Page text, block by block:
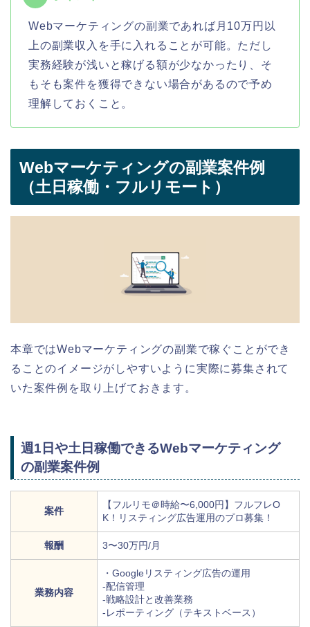
Webマーケティングの副業であれば月10万円以
上の副業収入を手に入れることが可能。ただし
実務経験が浅いと稼げる額が少なかったり、そ
もそも案件を獲得できない場合があるので予め
理解しておくこと。
Webマーケティングの副業案件例
（土日稼働・フルリモート）
本章ではWebマーケティングの副業で稼ぐことができ
ることのイメージがしやすいように実際に募集されて
いた案件例を取り上げておきます。
週1日や土日稼働できるWebマーケティング
の副業案件例
案件
【フルリモ＠時給〜6,000円】フルフレO
K！リスティング広告運用のプロ募集！
報酬 3〜30万円/月
業務内容
・Googleリスティング広告の運用
-配信管理
-戦略設計と改善業務
-レポーティング（テキストベース）